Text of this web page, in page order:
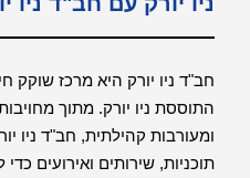
חב"ד ניו יורק היא מרכז שוקק
התוססת ניו יורק. מתוך
ומעורבות קהילתית, חב"ד ניו
תוכניות, שירותים ואירועים